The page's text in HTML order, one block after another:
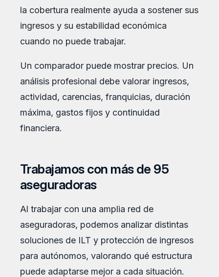
la cobertura realmente ayuda a sostener sus
ingresos y su estabilidad económica
cuando no puede trabajar.
Un comparador puede mostrar precios. Un
análisis profesional debe valorar ingresos,
actividad, carencias, franquicias, duración
máxima, gastos fijos y continuidad
financiera.
Trabajamos con más de 95
aseguradoras
Al trabajar con una amplia red de
aseguradoras, podemos analizar distintas
soluciones de ILT y protección de ingresos
para autónomos, valorando qué estructura
puede adaptarse mejor a cada situación.